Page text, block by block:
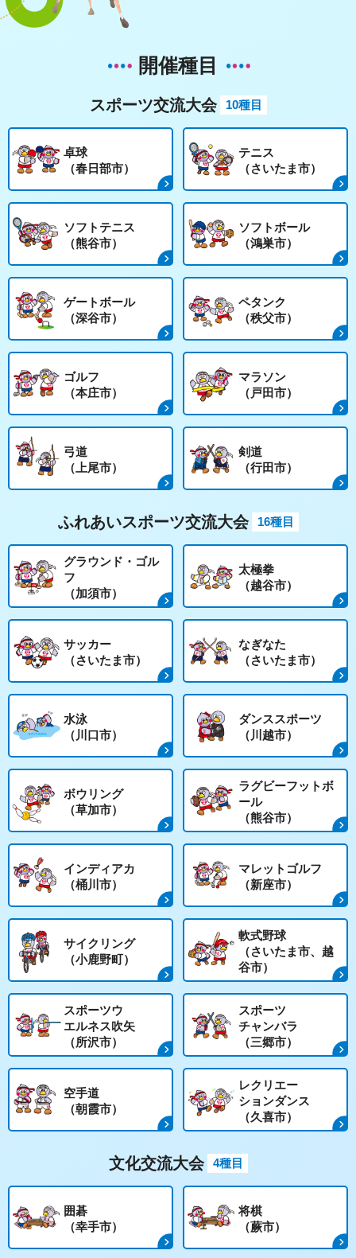
開催種目
スポーツ交流大会 10種目
卓球
（春日部市）
テニス
（さいたま市）
ソフトテニス
（熊谷市）
ソフトボール
（鴻巣市）
ゲートボール
（深谷市）
ペタンク
（秩父市）
ゴルフ
（本庄市）
マラソン
（戸田市）
弓道
（上尾市）
剣道
（行田市）
ふれあいスポーツ交流大会 16種目
グラウンド・ゴル
フ
（加須市）
太極拳
（越谷市）
サッカー
（さいたま市）
なぎなた
（さいたま市）
水泳
（川口市）
ダンススポーツ
（川越市）
ボウリング
（草加市）
ラグビーフットボ
ール
（熊谷市）
インディアカ
（桶川市）
マレットゴルフ
（新座市）
サイクリング
（小鹿野町）
軟式野球
（さいたま市、越
谷市）
スポーツウ
エルネス吹矢
（所沢市）
スポーツ
チャンバラ
（三郷市）
空手道
（朝霞市）
レクリエー
ションダンス
（久喜市）
文化交流大会 4種目
囲碁
（幸手市）
将棋
（蕨市）